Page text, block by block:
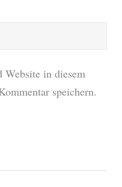
Website in diesem
speichern.